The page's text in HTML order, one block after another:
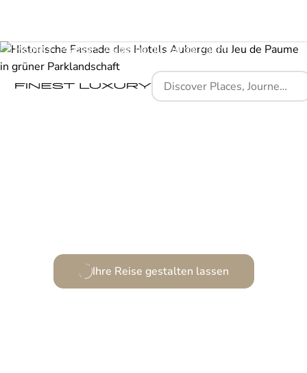
Home Places Auberge du Jeu de Paume
Ihre Reise gestalten lassen